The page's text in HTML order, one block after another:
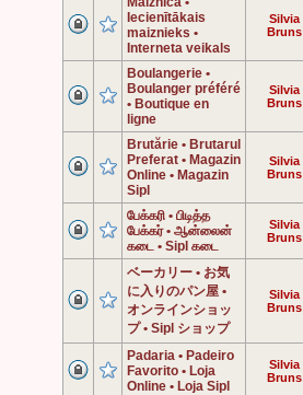
Iecienītākais
maiznieks •
Interneta veikals
Silvia
Bruns
Boulangerie •
Boulanger préféré
• Boutique en
ligne
Silvia
Bruns
Brutărie • Brutarul
Preferat • Magazin
Online • Magazin
Sipl
Silvia
Bruns
பேக்கரி • பிடித்த
பேக்கர் • ஆன்லைன்
கடை • Sipl கடை
Silvia
Bruns
ベーカリー • お気
に入りのパン屋 •
オンラインショッ
プ • Sipl ショップ
Silvia
Bruns
Padaria • Padeiro
Favorito • Loja
Online • Loja Sipl
Silvia
Bruns